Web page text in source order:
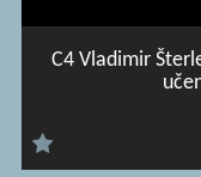
C4 Vladimir